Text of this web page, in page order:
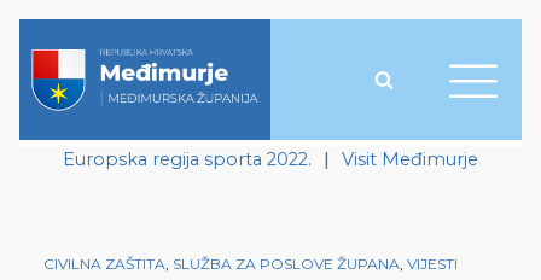
Europska regija sporta 2022. | Visit Međimurje
CIVILNA ZAŠTITA, SLUŽBA ZA POSLOVE ŽUPANA, VIJESTI